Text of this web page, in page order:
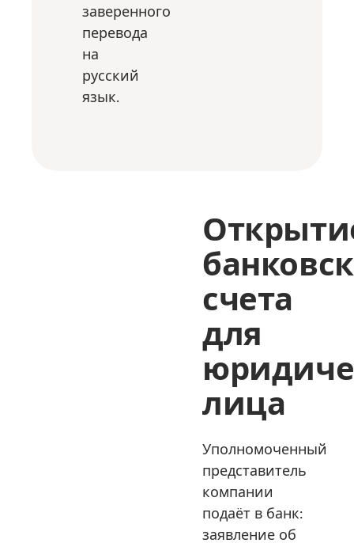
заверенного
перевода
на
русский
язык.
счета
для
лица
Уполномоченный
представитель
компании
подаёт в банк:
заявление об